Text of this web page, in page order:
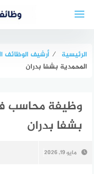
الرئيسية ⁄ أرشيف الوظائف
المحمدية بشفا بدران
وظيفة محاسب
بشفا بدران
مايو 19, 2026